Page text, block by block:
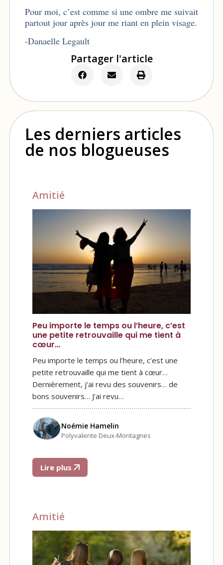
Pour moi, c’est comme si une ombre me suivait
partout jour après jour me riant en plein visage.
-Danaelle Legault
Partager l'article
Les derniers articles
de nos blogueuses
Amitié
Peu importe le temps ou l’heure, c’est
une petite retrouvaille qui me tient à
cœur…
Peu importe le temps ou l’heure, c’est une
petite retrouvaille qui me tient à cœur…
Dernièrement, j’ai revu des souvenirs… de
bons souvenirs… J’ai revu…
Noémie Hamelin
Polyvalente Deux-Montagnes
Lire plus
Amitié